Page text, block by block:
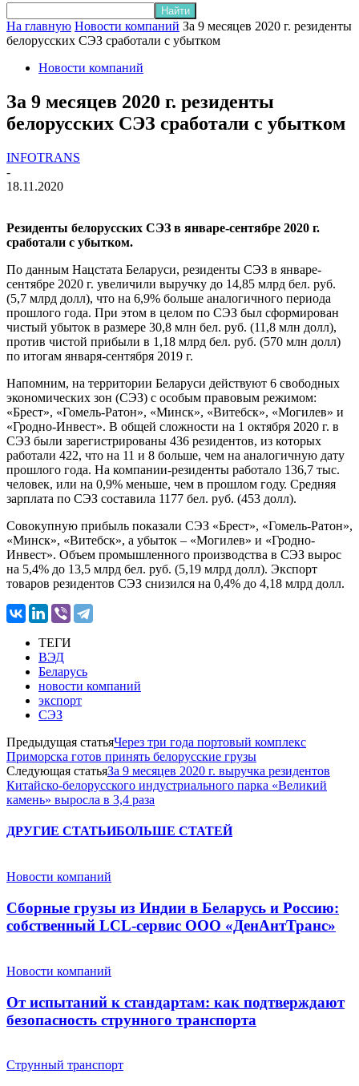
На главную Новости компаний За 9 месяцев 2020 г. резиденты
белорусских СЭЗ сработали с убытком
Новости компаний
За 9 месяцев 2020 г. резиденты
белорусских СЭЗ сработали с убытком
INFOTRANS
-
18.11.2020
Резиденты белорусских СЭЗ в январе-сентябре 2020 г.
сработали с убытком.
По данным Нацстата Беларуси, резиденты СЭЗ в январе-
сентябре 2020 г. увеличили выручку до 14,85 млрд бел. руб.
(5,7 млрд долл), что на 6,9% больше аналогичного периода
прошлого года. При этом в целом по СЭЗ был сформирован
чистый убыток в размере 30,8 млн бел. руб. (11,8 млн долл),
против чистой прибыли в 1,18 млрд бел. руб. (570 млн долл)
по итогам января-сентября 2019 г.
Напомним, на территории Беларуси действуют 6 свободных
экономических зон (СЭЗ) с особым правовым режимом:
«Брест», «Гомель-Ратон», «Минск», «Витебск», «Могилев» и
«Гродно-Инвест». В общей сложности на 1 октября 2020 г. в
СЭЗ были зарегистрированы 436 резидентов, из которых
работали 422, что на 11 и 8 больше, чем на аналогичную дату
прошлого года. На компании-резиденты работало 136,7 тыс.
человек, или на 0,9% меньше, чем в прошлом году. Средняя
зарплата по СЭЗ составила 1177 бел. руб. (453 долл).
Совокупную прибыль показали СЭЗ «Брест», «Гомель-Ратон»,
«Минск», «Витебск», а убыток – «Могилев» и «Гродно-
Инвест». Объем промышленного производства в СЭЗ вырос
на 5,4% до 13,5 млрд бел. руб. (5,19 млрд долл). Экспорт
товаров резидентов СЭЗ снизился на 0,4% до 4,18 млрд долл.
ТЕГИ
ВЭД
Беларусь
новости компаний
экспорт
СЭЗ
Предыдущая статьяЧерез три года портовый комплекс
Приморска готов принять белорусские грузы
Следующая статьяЗа 9 месяцев 2020 г. выручка резидентов
Китайско-белорусского индустриального парка «Великий
камень» выросла в 3,4 раза
ДРУГИЕ СТАТЬИБОЛЬШЕ СТАТЕЙ
Новости компаний
Сборные грузы из Индии в Беларусь и Россию:
собственный LCL-сервис ООО «ДенАнтТранс»
Новости компаний
От испытаний к стандартам: как подтверждают
безопасность струнного транспорта
Струнный транспорт